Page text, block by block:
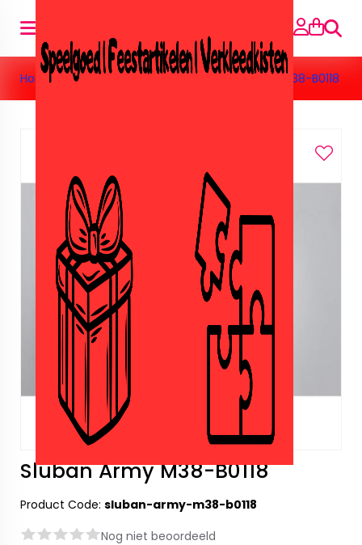
Search
Home » Toys » Nep lego/Sluban» Sluban Army M38-B0118
Sluban Army M38-B0118
Product Code: sluban-army-m38-b0118
Nog niet beoordeeld